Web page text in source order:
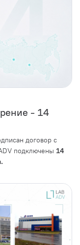
- 14
договор с
подключены 14